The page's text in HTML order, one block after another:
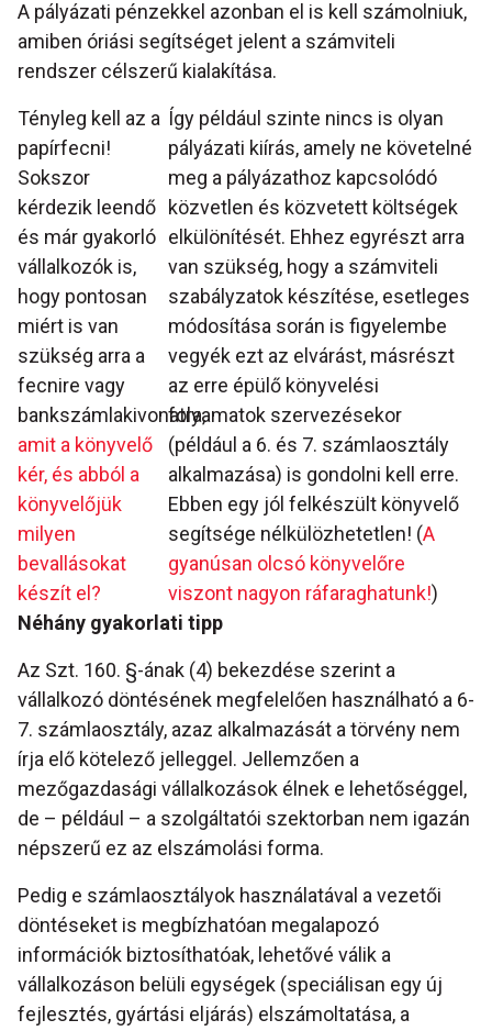
A pályázati pénzekkel azonban el is kell számolniuk,
amiben óriási segítséget jelent a számviteli
rendszer célszerű kialakítása.
Tényleg kell az a
papírfecni!
Sokszor
kérdezik leendő
és már gyakorló
vállalkozók is,
hogy pontosan
miért is van
szükség arra a
fecnire vagy
bankszámlakivonatra,
amit a könyvelő
kér, és abból a
könyvelőjük
milyen
bevallásokat
készít el?
Így például szinte nincs is olyan
pályázati kiírás, amely ne követelné
meg a pályázathoz kapcsolódó
közvetlen és közvetett költségek
elkülönítését. Ehhez egyrészt arra
van szükség, hogy a számviteli
szabályzatok készítése, esetleges
módosítása során is figyelembe
vegyék ezt az elvárást, másrészt
az erre épülő könyvelési
folyamatok szervezésekor
(például a 6. és 7. számlaosztály
alkalmazása) is gondolni kell erre.
Ebben egy jól felkészült könyvelő
segítsége nélkülözhetetlen! (A
gyanúsan olcsó könyvelőre
viszont nagyon ráfaraghatunk!)
Néhány gyakorlati tipp
Az Szt. 160. §-ának (4) bekezdése szerint a
vállalkozó döntésének megfelelően használható a 6-
7. számlaosztály, azaz alkalmazását a törvény nem
írja elő kötelező jelleggel. Jellemzően a
mezőgazdasági vállalkozások élnek e lehetőséggel,
de – például – a szolgáltatói szektorban nem igazán
népszerű ez az elszámolási forma.
Pedig e számlaosztályok használatával a vezetői
döntéseket is megbízhatóan megalapozó
információk biztosíthatóak, lehetővé válik a
vállalkozáson belüli egységek (speciálisan egy új
fejlesztés, gyártási eljárás) elszámoltatása, a